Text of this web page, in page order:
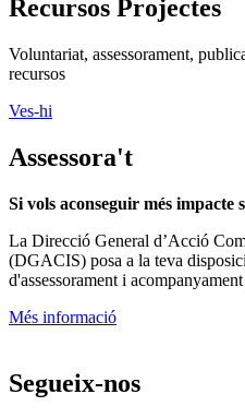
Recursos Projectes
Voluntariat, assessorament,
recursos
Ves-hi
Assessora't
Si vols aconseguir més impacte
La Direcció General d’Acció
(DGACIS) posa a la teva
d'assessorament i
Més informació
Segueix-nos